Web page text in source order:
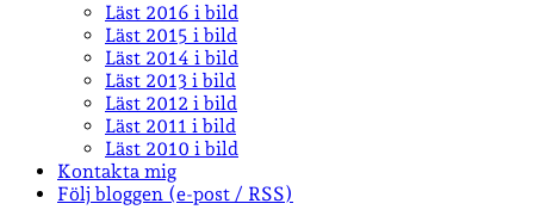
Läst 2016 i bild
Läst 2015 i bild
Läst 2014 i bild
Läst 2013 i bild
Läst 2012 i bild
Läst 2011 i bild
Läst 2010 i bild
Kontakta mig
Följ bloggen (e-post / RSS)